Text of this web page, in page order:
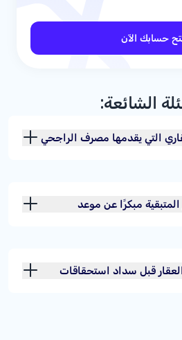
حسابك الآن
الشائعة:
التي يقدمها مصرف الراجحي
مبكرًا عن موعد
قبل سداد استحقاقات